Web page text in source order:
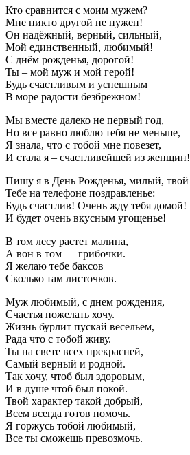
Кто сравнится с моим мужем?
Мне никто другой не нужен!
Он надёжный, верный, сильный,
Мой единственный, любимый!
С днём рожденья, дорогой!
Ты – мой муж и мой герой!
Будь счастливым и успешным
В море радости безбрежном!
Мы вместе далеко не первый год,
Но все равно люблю тебя не меньше,
Я знала, что с тобой мне повезет,
И стала я – счастливейшей из женщин!
Пишу я в День Рожденья, милый, твой
Тебе на телефоне поздравленье:
Будь счастлив! Очень жду тебя домой!
И будет очень вкусным угощенье!
В том лесу растет малина,
А вон в том — грибочки.
Я желаю тебе баксов
Сколько там листочков.
Муж любимый, с днем рождения,
Счастья пожелать хочу.
Жизнь бурлит пускай весельем,
Рада что с тобой живу.
Ты на свете всех прекрасней,
Самый верный и родной.
Так хочу, чтоб был здоровым,
И в душе чтоб был покой.
Твой характер такой добрый,
Всем всегда готов помочь.
Я горжусь тобой любимый,
Все ты сможешь превозмочь.